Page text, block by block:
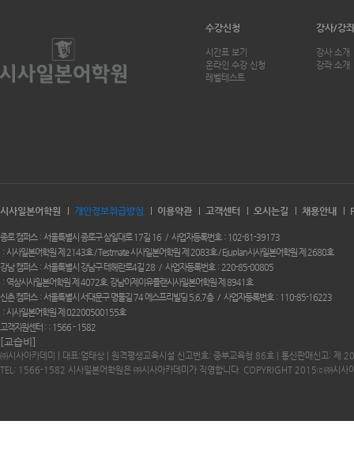
수강신청
시간표 보기
온라인 수강 신청
레벨테스트
강사/강좌
강사 소개
강좌 소개
시사일본어학원 개인정보취급방침 이용약관 고객센터 오시는길 채용안내
종로 캠퍼스 서울특별시 종로구 삼일대로 17길 16 사업자등록번호
102-81-39173
시사일본어학원 제 2143호 / Testmate 시사일본어학원 제 2083호 / Ejuplan시사일본어학원 제 2680호
강남 캠퍼스
서울특별시 강남구 테헤란로4길 28 사업자등록번호
220-85-00805
역삼시사일본어학원 제 4072호. 강남이제이유플랜시사일본어학원 제 8941호
신촌 캠퍼스
서울특별시 서대문구 명물길 74 에스프리빌딩 5,6,7층 사업자등록번호
110-85-16223
시사일본어학원 제 02200500155호
고객지원센터 :
1566 - 1582
[교습비]
㈜시사아카데미 | 대표:엄태상 | 원격평생교육시설 신고번호: 중부교육청 86호 | 통신판매신고: 제
TEL: 1566-1582 시사일본어학원은 ㈜시사아카데미가 직영합니다. COPYRIGHT 2015ⓒ㈜시사